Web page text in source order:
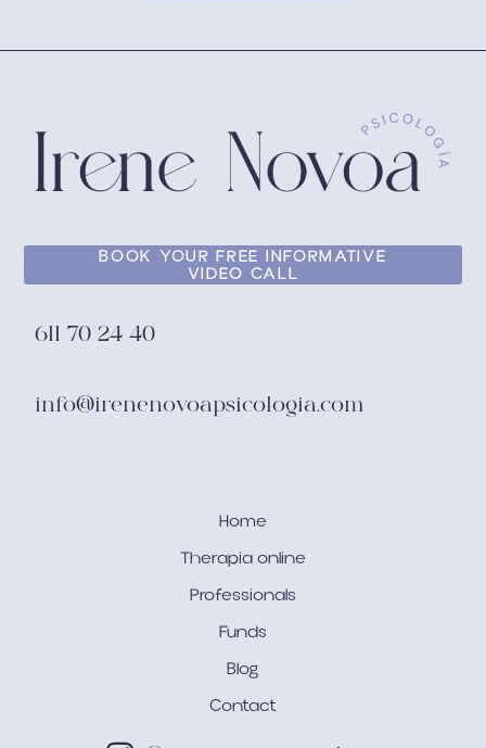
BOOK YOUR FREE INFORMATIVE
VIDEO CALL
611 70 24 40
info@irenenovoapsicologia.com
Home
Therapia online
Professionals
Funds
Blog
Contact